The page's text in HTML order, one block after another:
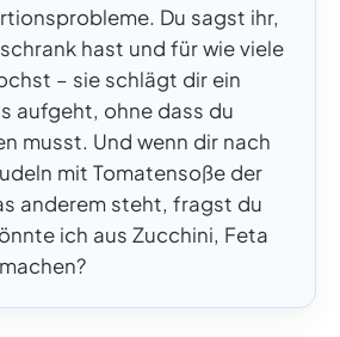
Du sagst ihr,
hast und für wie viele
– sie schlägt dir ein
aufgeht, ohne dass du
musst. Und wenn dir nach
mit Tomatensoße der
anderem steht, fragst du
ich aus Zucchini, Feta